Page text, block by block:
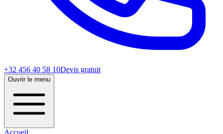
+32 456 40 58 10Devis gratuit
Ouvrir le menu
Accueil